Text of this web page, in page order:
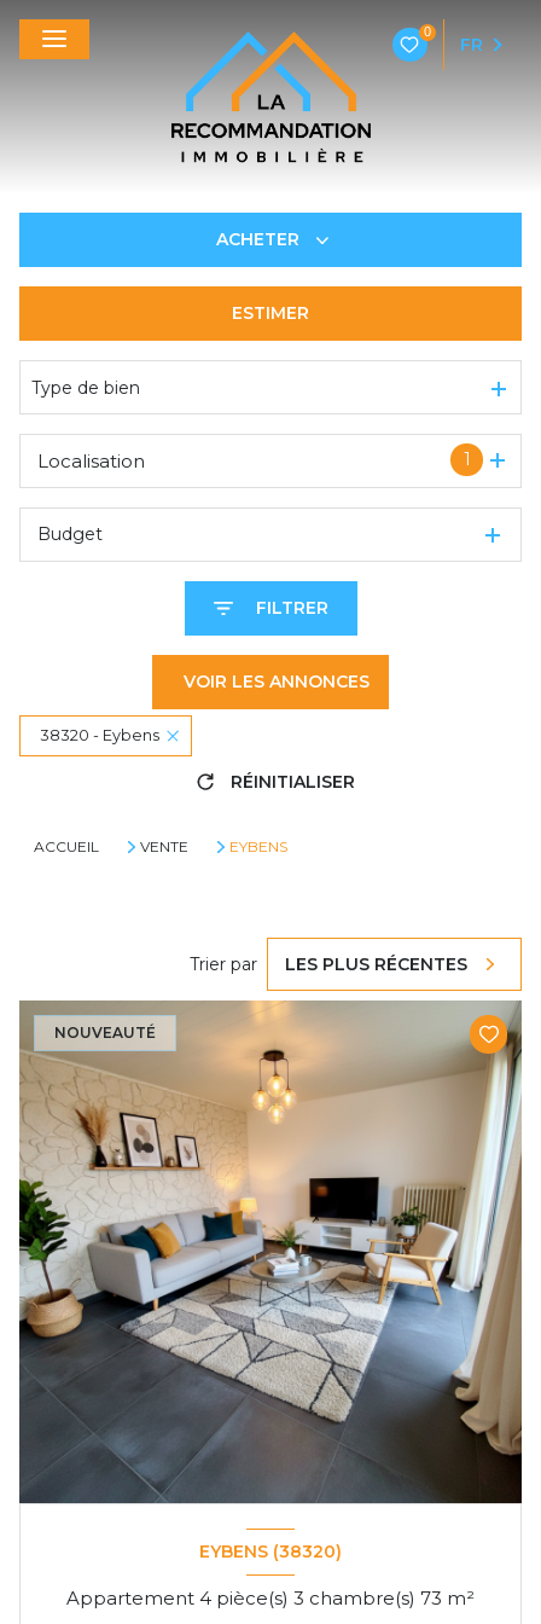
0
FR
ACHETER
ESTIMER
Type de bien
1
Localisation
Budget
FILTRER
VOIR LES ANNONCES
38320 - Eybens
RÉINITIALISER
ACCUEIL VENTE EYBENS
Trier par LES PLUS RÉCENTES
NOUVEAUTÉ
EYBENS (38320)
Appartement 4 pièce(s) 3 chambre(s) 73 m²